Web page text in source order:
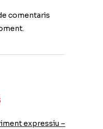
comentaris
expressiu –